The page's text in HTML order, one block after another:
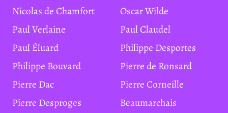
Nicolas de Chamfort
Oscar Wilde
Paul Verlaine
Paul Claudel
Paul Éluard
Philippe Desportes
Philippe Bouvard
Pierre de Ronsard
Pierre Dac
Pierre Corneille
Pierre Desproges
Beaumarchais